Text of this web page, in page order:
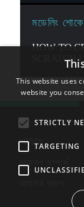
মডেলিং
HOW TO
SCRATCH
পরিচিতি
This website uses
website you
STRICTLY
TARGETING